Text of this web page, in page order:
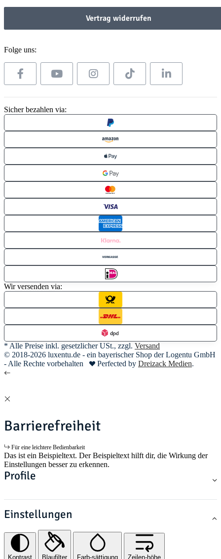
Vertrag widerrufen
Folge uns:
Sicher bezahlen via:
Wir versenden via:
* Alle Preise inkl. gesetzlicher USt., zzgl. Versand
© 2018-2026 luxentu.de - ein bayerischer Shop der Logentu GmbH
- Alle Rechte vorbehalten
Perfected by Dreizack Medien.
Barrierefreiheit
Für eine leichtere Bedienbarkeit
Das ist ein Beispieltext. Der Beispieltext hilft dir, die Wirkung der
Einstellungen besser zu erkennen.
Profile
Einstellungen
Kontrast Blaufilter Farb-sättigung Zeilen-höhe